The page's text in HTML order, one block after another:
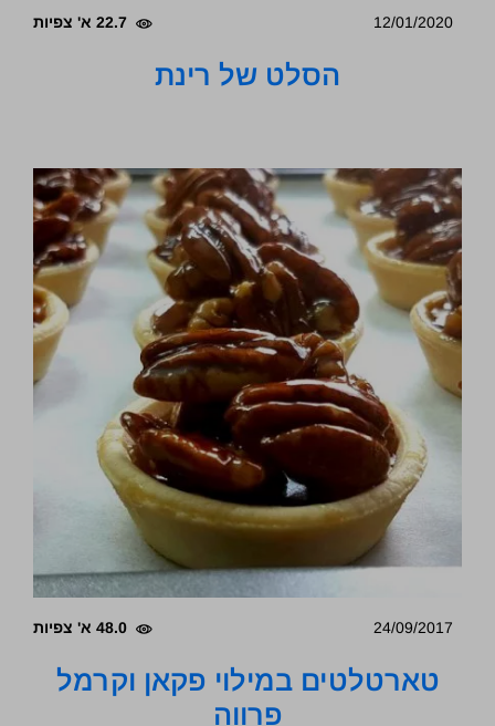
12/01/2020 22.7 א' צפיות
הסלט של רינת
24/09/2017 48.0 א' צפיות
טארטלטים במילוי פקאן וקרמל
פרווה